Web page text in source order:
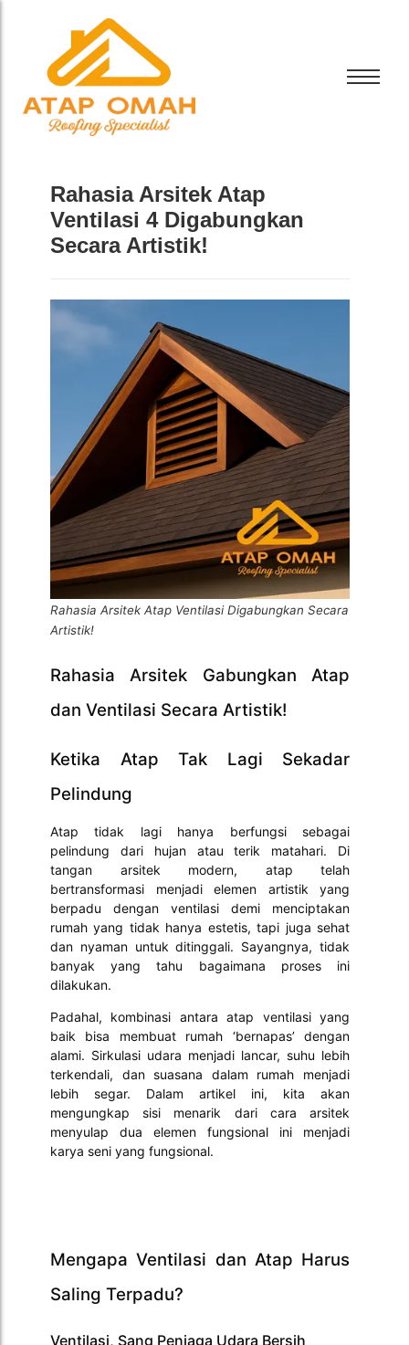
Bali Bitumen
Rahasia Arsitek Atap
Ventilasi 4 Digabungkan
Secara Artistik!
Rahasia Arsitek Atap Ventilasi Digabungkan Secara
Artistik!
Rahasia Arsitek Gabungkan Atap
dan Ventilasi Secara Artistik!
Ketika Atap Tak Lagi Sekadar
Pelindung
Atap tidak lagi hanya berfungsi sebagai
pelindung dari hujan atau terik matahari. Di
tangan arsitek modern, atap telah
bertransformasi menjadi elemen artistik yang
berpadu dengan ventilasi demi menciptakan
rumah yang tidak hanya estetis, tapi juga sehat
dan nyaman untuk ditinggali. Sayangnya, tidak
banyak yang tahu bagaimana proses ini
dilakukan.
Padahal, kombinasi antara atap ventilasi yang
baik bisa membuat rumah ‘bernapas’ dengan
alami. Sirkulasi udara menjadi lancar, suhu lebih
terkendali, dan suasana dalam rumah menjadi
lebih segar. Dalam artikel ini, kita akan
mengungkap sisi menarik dari cara arsitek
menyulap dua elemen fungsional ini menjadi
karya seni yang fungsional.
Mengapa Ventilasi dan Atap Harus
Saling Terpadu?
Ventilasi, Sang Penjaga Udara Bersih